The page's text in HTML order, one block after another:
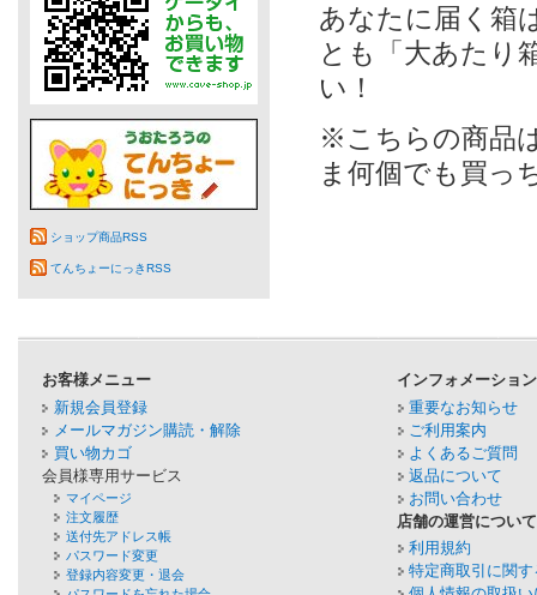
ショップ商品RSS
てんちょーにっきRSS
あなたに届く箱
とも「大あたり
い！
※こちらの商品
ま何個でも買っ
お客様メニュー
新規会員登録
メールマガジン購読・解除
買い物カゴ
会員様専用サービス
マイページ
注文履歴
送付先アドレス帳
パスワード変更
登録内容変更・退会
インフォメーション
重要なお知らせ
ご利用案内
よくあるご質問
返品について
お問い合わせ
店舗の運営について
利用規約
特定商取引に関